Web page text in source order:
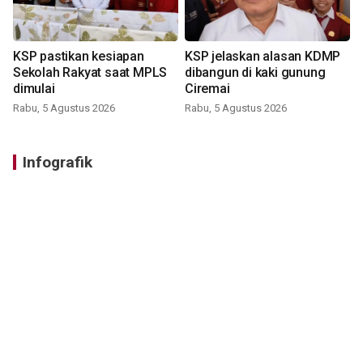
KSP pastikan kesiapan
Sekolah Rakyat saat MPLS
dimulai
Rabu, 5 Agustus 2026
KSP jelaskan alasan KDMP
dibangun di kaki gunung
Ciremai
Rabu, 5 Agustus 2026
Infografik